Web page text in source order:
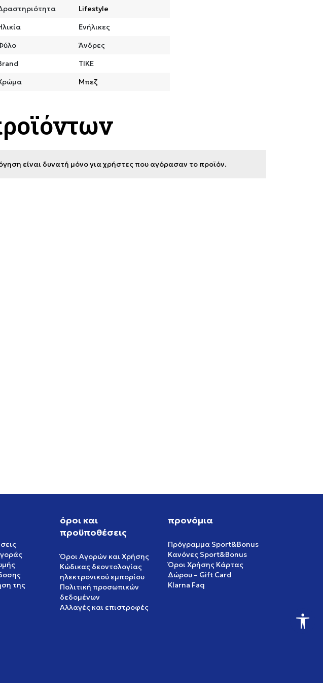
Lifestyle
Ενήλικες
Άνδρες
TIKE
Μπεζ
είναι δυνατή μόνο για χρήστες που αγόρασαν το προϊόν.
της
όροι και
προϋποθέσεις
Όροι Αγορών και Χρήσης
Κώδικας δεοντολογίας
ηλεκτρονικού εμπορίου
Πολιτική προσωπικών
δεδομένων
Αλλαγές και επιστροφές
προνόμια
Πρόγραμμα Sport&Bonus
Κανόνες Sport&Bonus
Όροι Χρήσης Κάρτας
Δώρου – Gift Card
Klarna Faq